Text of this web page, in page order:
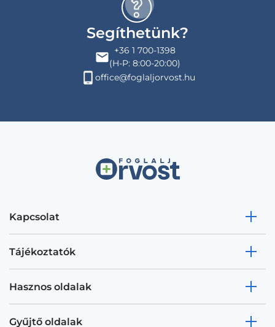
Segíthetünk?
+36 1 700-1398
(H-P: 8:00-20:00)
office@foglaljorvost.hu
Kapcsolat
Tájékoztatók
Hasznos oldalak
Gyűjtő oldalak